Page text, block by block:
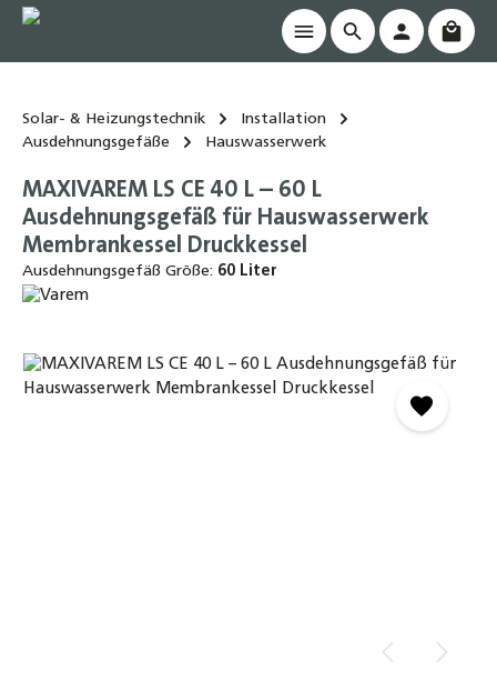
springen
Solar- & Heizungstechnik
Installation
Ausdehnungsgefäße
Hauswasserwerk
MAXIVAREM LS CE 40 L – 60 L
Ausdehnungsgefäß für Hauswasserwerk
Membrankessel Druckkessel
Ausdehnungsgefäß Größe: 60 Liter
Bildergalerie überspringen